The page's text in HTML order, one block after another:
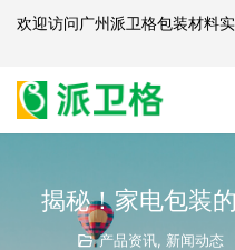
揭秘！家电包装
产品资讯, 新闻动态
欢迎访问广州派卫格包装材料